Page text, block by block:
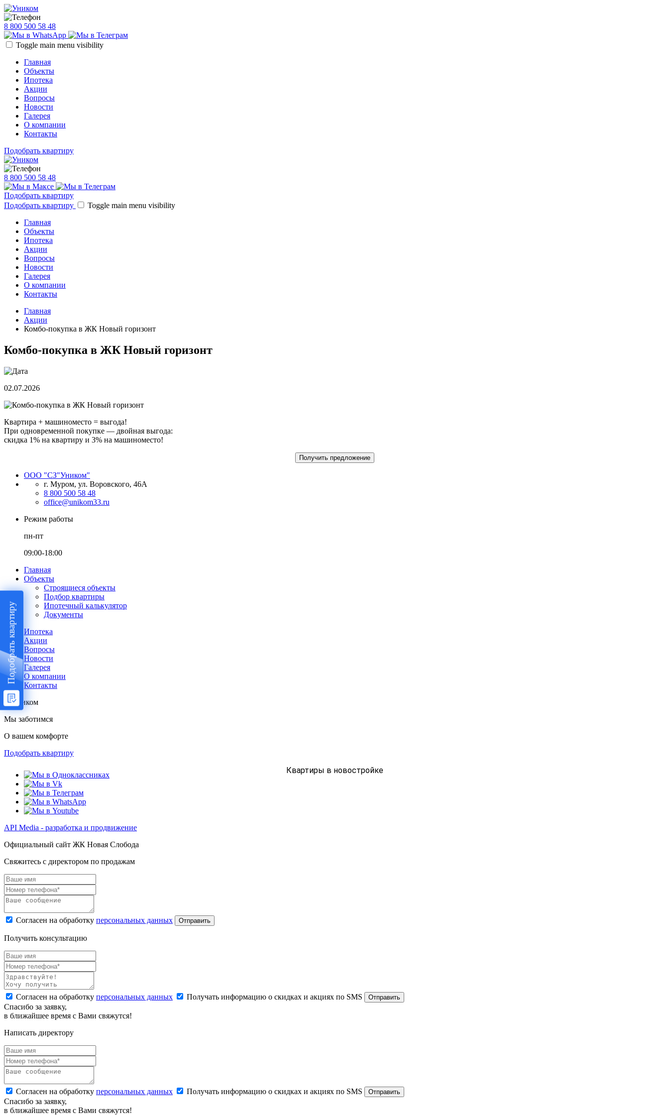
8 800 500 58 48
Toggle main menu visibility
Главная
Объекты
Ипотека
Акции
Вопросы
Новости
Галерея
О компании
Контакты
Подобрать квартиру
8 800 500 58 48
Подобрать квартиру
Подобрать квартиру
Toggle main menu visibility
Главная
Объекты
Ипотека
Акции
Вопросы
Новости
Галерея
О компании
Контакты
Главная
Акции
Комбо-покупка в ЖК Новый горизонт
Комбо-покупка в ЖК Новый горизонт
02.07.2026
Квартира + машиноместо = выгода!
При одновременной покупке — двойная выгода:
скидка 1% на квартиру и 3% на машиноместо!
Получить предложение
ООО "СЗ"Уником"
г. Муром, ул. Воровского, 46А
8 800 500 58 48
office@unikom33.ru
Режим работы
пн-пт
09:00-18:00
Главная
Объекты
Строящиеся объекты
Подбор квартиры
Ипотечный калькулятор
Документы
Ипотека
Акции
Вопросы
Новости
Галерея
О компании
Контакты
Мы заботимся
О вашем комфорте
Подобрать квартиру
Квартиры в новостройке
API Media - разработка и продвижение
Официальный сайт ЖК Новая Слобода
Свяжитесь с директором по продажам
Согласен на обработку персональных данных Отправить
Получить консультацию
Согласен на обработку персональных данных Получать информацию о скидках и акциях по SMS Отправить
Спасибо за заявку,
в ближайшее время с Вами свяжутся!
Написать директору
Согласен на обработку персональных данных Получать информацию о скидках и акциях по SMS Отправить
Спасибо за заявку,
в ближайшее время с Вами свяжутся!
Подобрать квартиру